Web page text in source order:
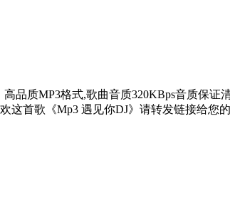
品质MP3格式,歌曲音质320KBps音质保
首歌《Mp3 遇见你DJ》请转发链接给您